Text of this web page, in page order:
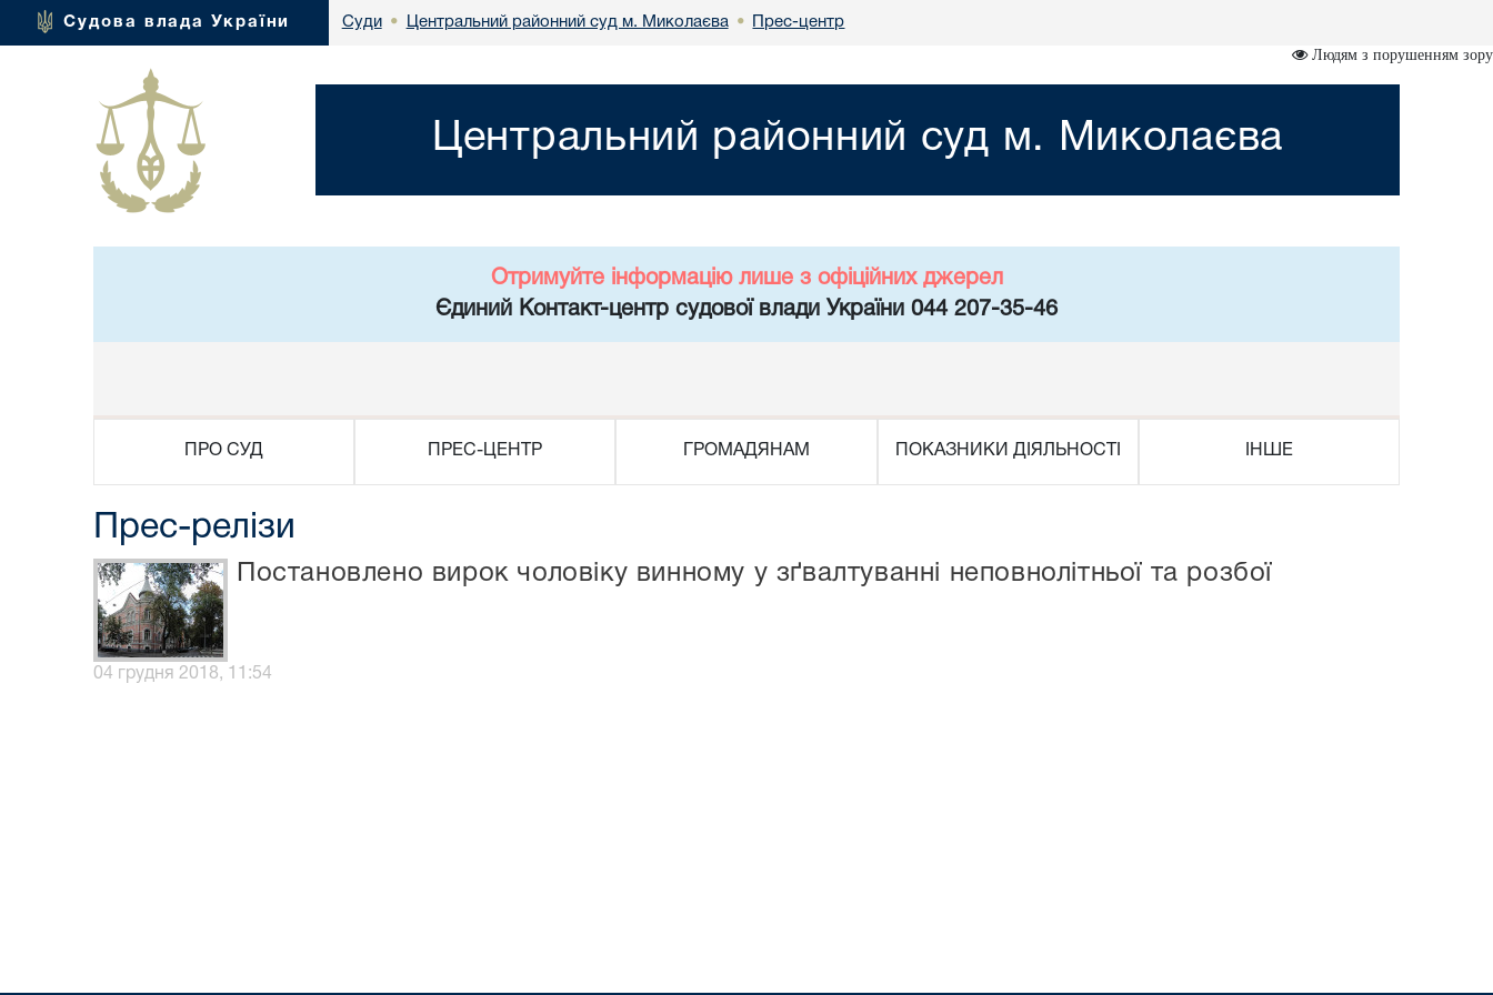
Судова влада України Суди • Центральний районний суд м. Миколаєва • Прес-центр
Людям з порушенням зору
Центральний районний суд м. Миколаєва
Отримуйте інформацію лише з офіційних джерел
Єдиний Контакт-центр судової влади України 044 207-35-46
ПРО СУД ПРЕС-ЦЕНТР ГРОМАДЯНАМ ПОКАЗНИКИ ДІЯЛЬНОСТІ ІНШЕ
Прес-релізи
Постановлено вирок чоловіку винному у зґвалтуванні неповнолітньої та розбої
04 грудня 2018, 11:54